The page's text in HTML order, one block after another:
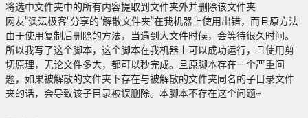
将选中文件夹中的所有内容提取到文件夹外并删除该文件夹
网友”沨沄极客“分享的“解散文件夹”在我机器上使用出错，而且原方法
由于使用复制后删除的方法，当遇到大文件时候，会等待很久时间。
所以我写了这个脚本，这个脚本在我机器上可以成功运行，且使用剪
切原理，无论文件多大，都可以秒完成。且原脚本存在一个严重问
题，如果被解散的文件夹下存在与被解散的文件夹同名的子目录文件
夹的话，会导致该子目录被误删除。本脚本不存在这个问题~